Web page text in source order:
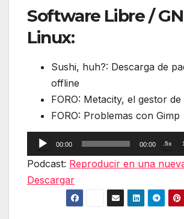
Software Libre /
Linux:
Sushi, huh?: Descarga de
offline
FORO: Metacity, el gestor de
FORO: Problemas con Gimp
Reproductor
de
audio
00:00 00:00 .5x
Podcast: Reproducir en una
Descargar